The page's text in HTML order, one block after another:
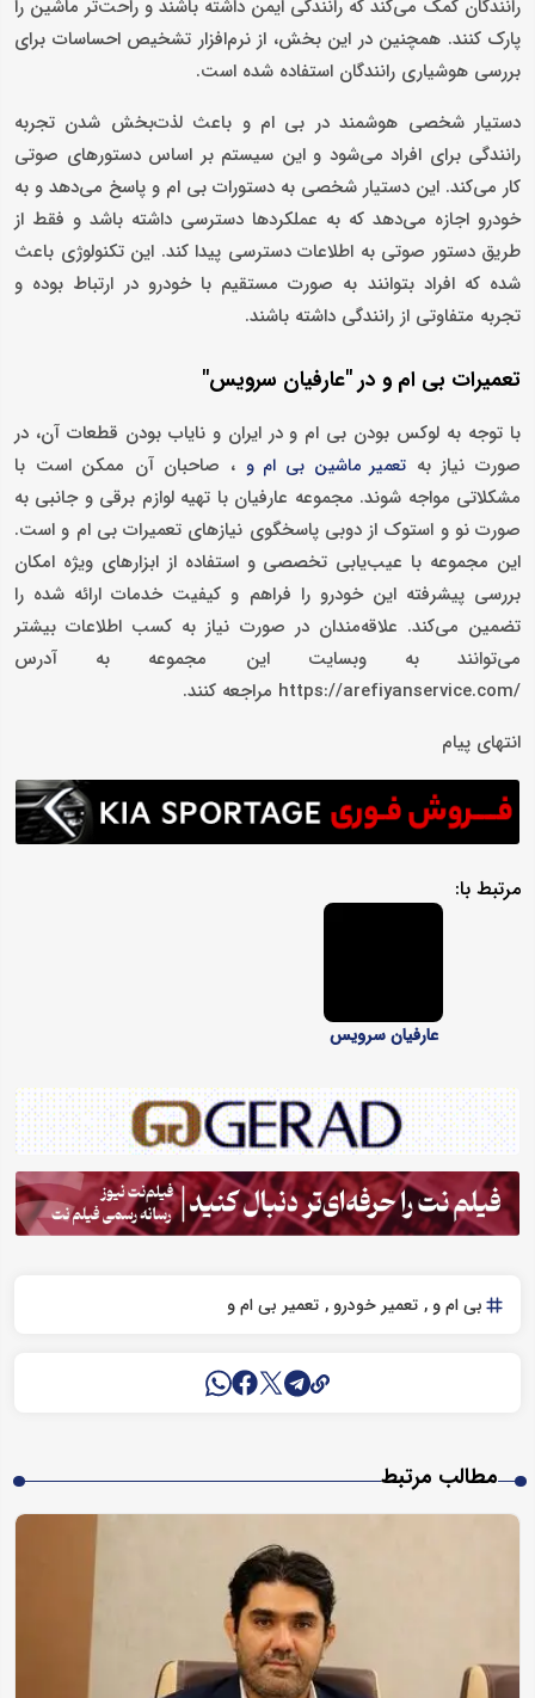
رانندگان کمک می‌کند که رانندگی ایمن داشته باشند و راحت‌تر ماشین را
پارک کنند. همچنین در این بخش، از نرم‌افزار تشخیص احساسات برای
بررسی هوشیاری رانندگان استفاده شده است.
دستیار شخصی هوشمند در بی ام و باعث لذت‌بخش شدن تجربه
رانندگی برای افراد می‌شود و این سیستم بر اساس دستورهای صوتی
کار می‌کند. این دستیار شخصی به دستورات بی ام و پاسخ می‌دهد و به
خودرو اجازه می‌دهد که به عملکردها دسترسی داشته باشد و فقط از
طریق دستور صوتی به اطلاعات دسترسی پیدا کند. این تکنولوژی باعث
شده که افراد بتوانند به صورت مستقیم با خودرو در ارتباط بوده و
تجربه متفاوتی از رانندگی داشته باشند.
تعمیرات بی ام و در "عارفیان سرویس"
با توجه به لوکس بودن بی ام و در ایران و نایاب بودن قطعات آن، در
صورت نیاز به تعمیر ماشین بی ام و ، صاحبان آن ممکن است با
مشکلاتی مواجه ‌شوند. مجموعه عارفیان با تهیه لوازم برقی و جانبی به
صورت نو و استوک از دوبی پاسخگوی نیازهای تعمیرات بی ام و است.
این مجموعه با عیب‌یابی تخصصی و استفاده از ابزارهای ویژه امکان
بررسی پیشرفته این خودرو را فراهم و کیفیت خدمات ارائه شده را
تضمین می‌کند. علاقه‌مندان در صورت نیاز به کسب اطلاعات بیشتر
می‌توانند به وبسایت این مجموعه به آدرس
/https://arefiyanservice.com مراجعه کنند.
انتهای پیام
مرتبط با:
عارفیان سرویس
بی ام و تعمیر خودرو تعمیر بی ام و
مطالب مرتبط